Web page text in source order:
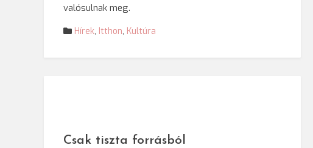
valósulnak meg.
Hírek, Itthon, Kultúra
Csak tiszta forrásból